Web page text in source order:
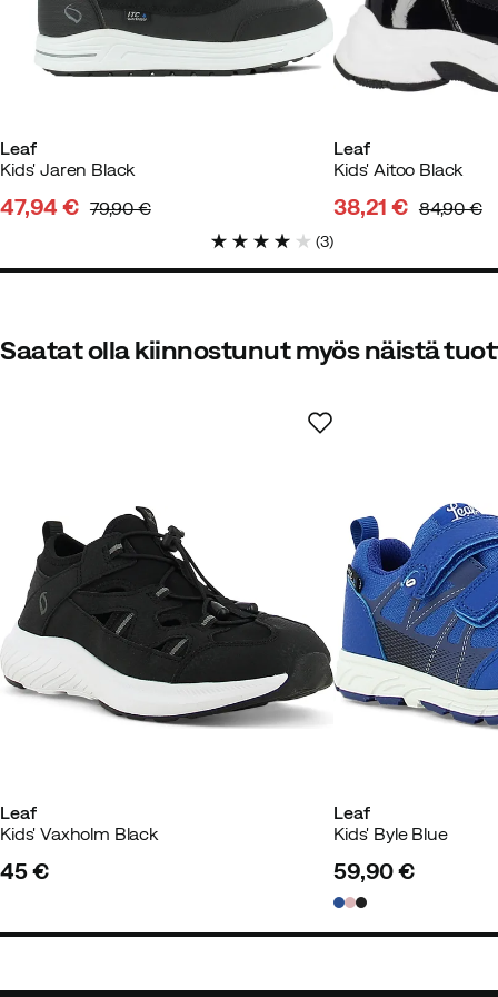
5 vuotta sitten
Pitää pojan jalat sekä
Hanna K 2 vuotta sitten
Odotetusti
170-174
Linda B 3 vuotta sitten
3 vuotta sitten
Sopivuus: Odotetusti
Leaf
Kids' Jaren Black
47,94 € 79,90 €
(3)
Leaf
Kids' Aitoo Black
38,21 € 84,90 €
Saatat olla kiinnostunut myös näistä
Leaf
Kids' Vaxholm Black
45 €
Leaf
Kids' Byle Blue
price
59,90 €